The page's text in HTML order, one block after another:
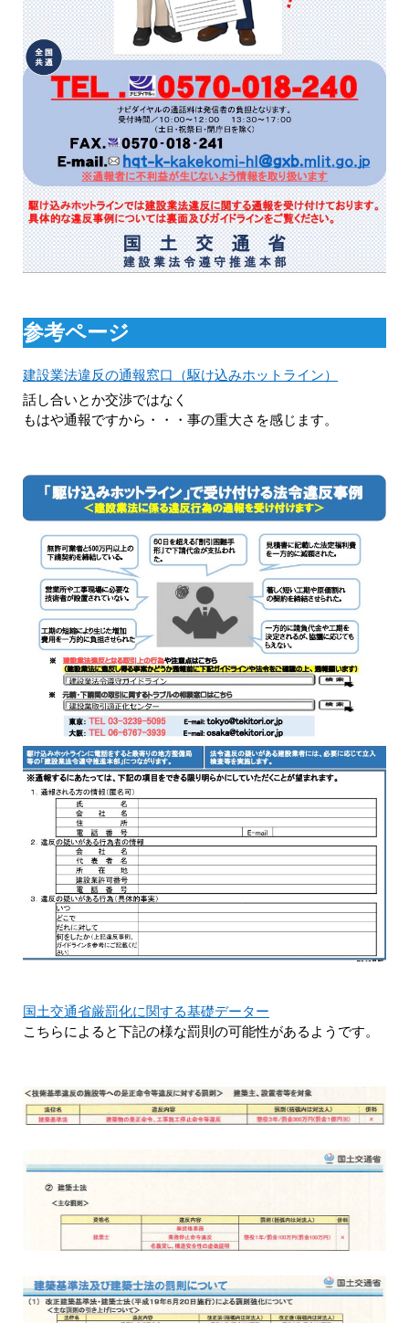
参考ページ
建設業法違反の通報窓口（駆け込みホットライン）
話し合いとか交渉ではなく
もはや通報ですから・・・事の重大さを感じます。
国土交通省厳罰化に関する基礎データー
こちらによると下記の様な罰則の可能性があるようです。